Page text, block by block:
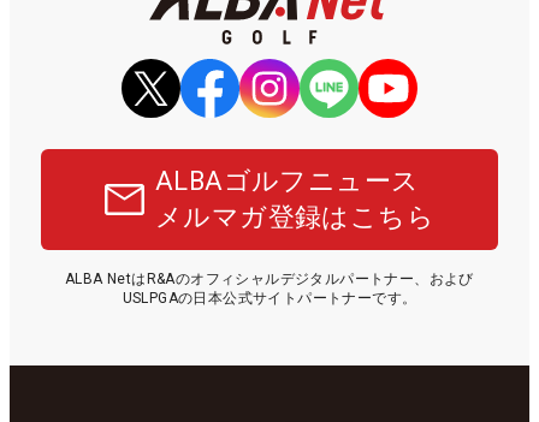
ALBAゴルフニュース
メルマガ登録はこちら
ALBA NetはR&Aのオフィシャルデジタルパートナー、および
USLPGAの日本公式サイトパートナーです。